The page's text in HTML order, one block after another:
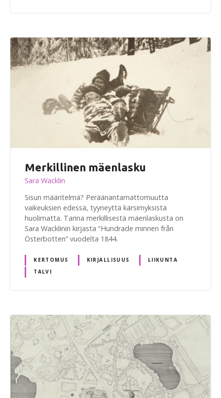
Merkillinen mäenlasku
Sara Wacklin
Sisun määritelmä? Peräänantamattomuutta
vaikeuksien edessä, tyyneyttä kärsimyksistä
huolimatta. Tarina merkillisestä mäenlaskusta on
Sara Wacklinin kirjasta “Hundrade minnen från
Österbotten” vuodelta 1844.
KERTOMUS KIRJALLISUUS
LIIKUNTA
TALVI